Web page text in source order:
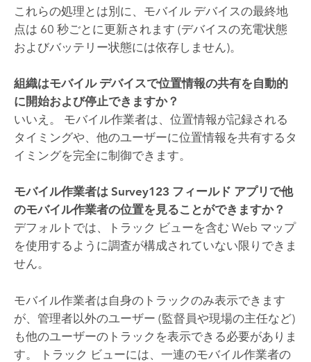
これらの処理とは別に、モバイル デバイスの最終地
点は 60 秒ごとに更新されます (デバイスの充電状態
およびバッテリー状態には依存しません)。
組織はモバイル デバイスで位置情報の共有を自動的
に開始および停止できますか？
いいえ。 モバイル作業者は、位置情報が記録される
タイミングや、他のユーザーに位置情報を共有するタ
イミングを完全に制御できます。
モバイル作業者は Survey123 フィールド アプリで他
のモバイル作業者の位置を見ることができますか？
デフォルトでは、トラック ビューを含む Web マップ
を使用するように調査が構成されていない限りできま
せん。
モバイル作業者は自身のトラックのみ表示できます
が、管理者以外のユーザー (監督員や現場の主任など)
も他のユーザーのトラックを表示できる必要がありま
す。 トラック ビューには、一連のモバイル作業者の